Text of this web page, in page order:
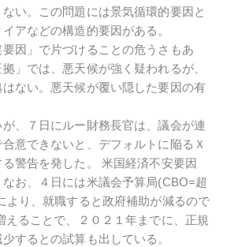
い。この問題には景気循環的要因と
アなどの構造的要因がある。
因」で片づけることの危うさもあ
」では、悪天候が強く疑われるが、
ない。悪天候が覆い隠した要因の有
、７日にルー財務長官は、議会が連
意できないと、デフォルトに陥るＸ
警告を発した。 米国経済不安要因
お、４日には米議会予算局(CBO=超
より、就職すると政府補助が減るので
えることで、２０２１年までに、正規
するとの試算も出している。